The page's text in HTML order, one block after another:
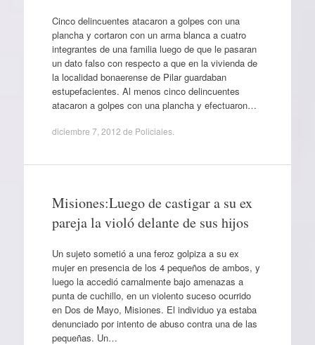
Cinco delincuentes atacaron a golpes con una
plancha y cortaron con un arma blanca a cuatro
integrantes de una familia luego de que le pasaran
un dato falso con respecto a que en la vivienda de
la localidad bonaerense de Pilar guardaban
estupefacientes. Al menos cinco delincuentes
atacaron a golpes con una plancha y efectuaron…
diciembre 7, 2012 de Policiales.
Misiones:Luego de castigar a su ex
pareja la violó delante de sus hijos
Un sujeto sometió a una feroz golpiza a su ex
mujer en presencia de los 4 pequeños de ambos, y
luego la accedió carnalmente bajo amenazas a
punta de cuchillo, en un violento suceso ocurrido
en Dos de Mayo, Misiones. El individuo ya estaba
denunciado por intento de abuso contra una de las
pequeñas. Un…